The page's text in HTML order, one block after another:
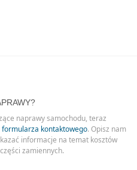
naprawy samochodu, teraz
formularza kontaktowego. Opisz nam
informacje na temat kosztów
zamiennych.